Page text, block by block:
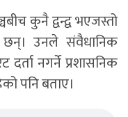
कुनै द्वन्द्व भएजस्तो
उनले संवैधानिक
दर्ता नगर्ने प्रशासनिक
पनि बताए।